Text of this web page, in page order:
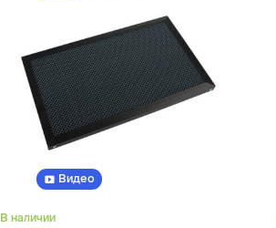
оцинкованное железо
Видео
В наличии